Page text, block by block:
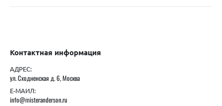
Контактная информация
АДРЕС:
ул. Сходненская д. 6, Москва
Е-МАИЛ:
info@misteranderson.ru